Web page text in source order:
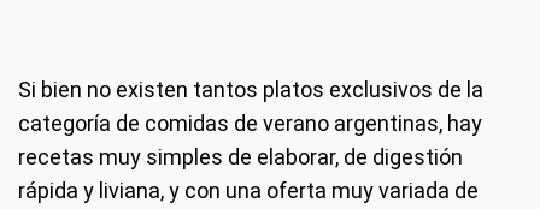
Si bien no existen tantos platos exclusivos de la
categoría de comidas de verano argentinas, hay
recetas muy simples de elaborar, de digestión
rápida y liviana, y con una oferta muy variada de